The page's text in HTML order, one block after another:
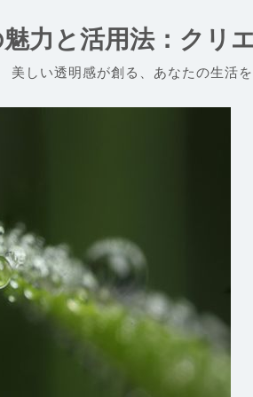
力と活用法：クリ
美しい透明感が創る、あなたの生活